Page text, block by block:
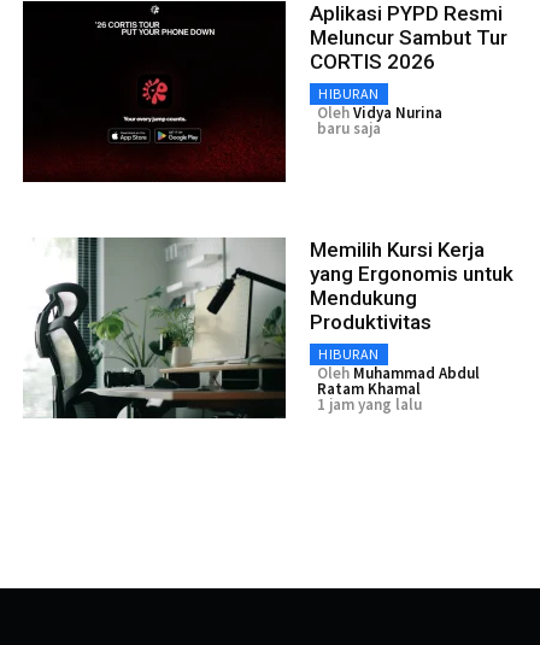
Aplikasi PYPD Resmi
Meluncur Sambut Tur
CORTIS 2026
HIBURAN
OlehVidya Nurina
baru saja
Memilih Kursi Kerja
yang Ergonomis untuk
Mendukung
Produktivitas
HIBURAN
Oleh Muhammad Abdul
Ratam Khamal
1 jam yang lalu